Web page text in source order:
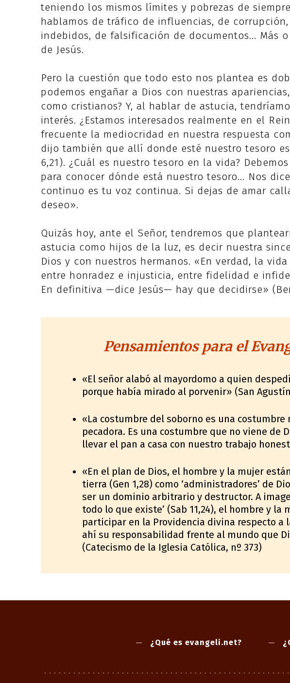
teniendo los mismos límites y pobrezas de
hablamos de tráfico de influencias, de
indebidos, de falsificación de documentos... Más
de Jesús.
Pero la cuestión que todo esto nos plantea es
podemos engañar a Dios con nuestras
como cristianos? Y, al hablar de astucia,
interés. ¿Estamos interesados realmente en el
frecuente la mediocridad en nuestra respuesta
dijo también que allí donde esté nuestro tesoro
6,21). ¿Cuál es nuestro tesoro en la vida?
para conocer dónde está nuestro tesoro... Nos
continuo es tu voz continua. Si dejas de amar
deseo».
Quizás hoy, ante el Señor, tendremos que
astucia como hijos de la luz, es decir nuestra
Dios y con nuestros hermanos. «En verdad, la
entre honradez e injusticia, entre fidelidad e
En definitiva —dice Jesús— hay que decidirse»
Pensamientos para el
«El señor alabó al mayordomo a quien
porque había mirado al porvenir» (San
«La costumbre del soborno es una
pecadora. Es una costumbre que no viene de
llevar el pan a casa con nuestro trabajo
«En el plan de Dios, el hombre y la mujer
tierra (Gen 1,28) como ‘administradores’ de
ser un dominio arbitrario y destructor. A
todo lo que existe’ (Sab 11,24), el hombre y la
participar en la Providencia divina respecto a
ahí su responsabilidad frente al mundo que
(Catecismo de la Iglesia Católica, nº 373)
¿Qué es evangeli.net?